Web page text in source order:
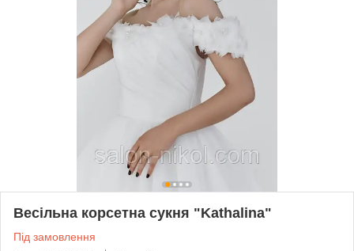
Весільна корсетна сукня "Kathalina"
Під замовлення